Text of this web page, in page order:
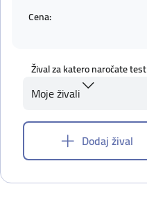
Cena:
Žival za katero naročate test
Moje živali
Dodaj žival